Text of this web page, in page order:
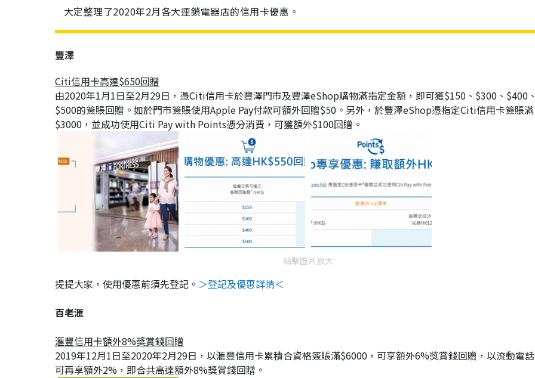
大定整理了2020年2月各大連鎖電器店的信用卡優惠。
豐澤
Citi信用卡高達$650回贈
由2020年1月1日至2月29日，憑Citi信用卡於豐澤門市及豐澤eShop購物滿指定金額，即可獲$150、$300、$400
$500的簽賬回贈。如於門市簽賬使用Apple Pay付款可額外回贈$50。另外，於豐澤eShop憑指定Citi信用卡簽賬滿
$3000，並成功使用Citi Pay with Points憑分消費，可獲額外$100回贈。
點擊圖片放大
提提大家，使用優惠前須先登記。 ＞登記及優惠詳情＜
百老滙
滙豐信用卡額外8%獎賞錢回贈
2019年12月1日至2020年2月29日，以滙豐信用卡累積合資格簽賬滿$6000，可享額外6%獎賞錢回贈，以流動電
可再享額外2%，即合共高達額外8%獎賞錢回贈。